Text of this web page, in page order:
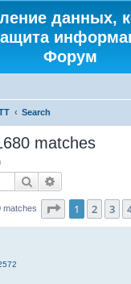
данных,
Форум
Search
matches
Search
matches Page 1of 168
1 2 3